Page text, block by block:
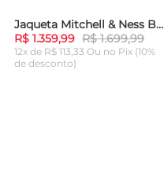
-20%Jaqueta Mitchell & Ness Bomber Jacket Big Face 7.0 Chicago Bulls Preta
R$ 1.359,99 R$ 1.699,99
12x de R$ 113,33 Ou no Pix (10%
de desconto)